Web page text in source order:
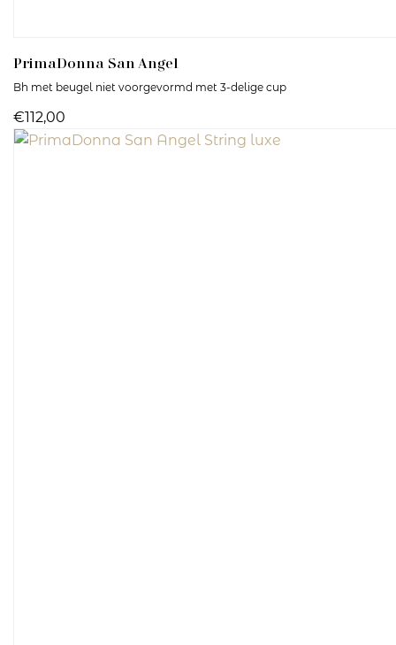
PrimaDonna San Angel
Bh met beugel niet voorgevormd met 3-delige cup
€112,00